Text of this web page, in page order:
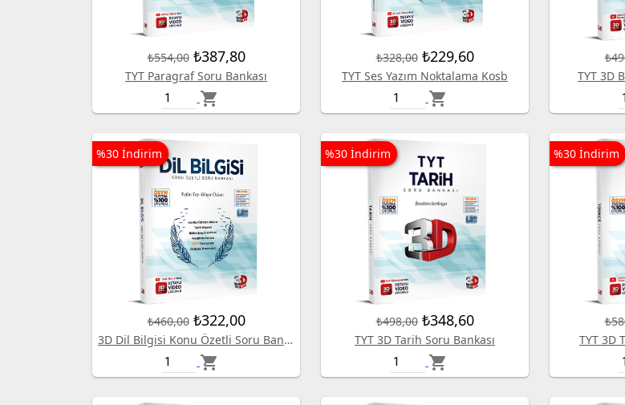
₺554,00₺387,80
TYT Paragraf Soru Bankası
shopping_cart
₺328,00₺229,60
TYT Ses Yazım Noktalama Kosb
shopping_cart
TYT 3D
%30 İndirim
₺460,00₺322,00
3D Dil Bilgisi Konu Özetli Soru Bankası
shopping_cart
%30 İndirim
₺498,00₺348,60
TYT 3D Tarih Soru Bankası
shopping_cart
%30 İndirim
TYT 3D